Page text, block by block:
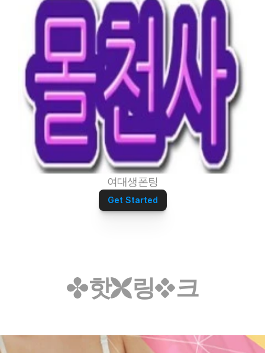
여대생폰팅
Get Started
핫 링 크